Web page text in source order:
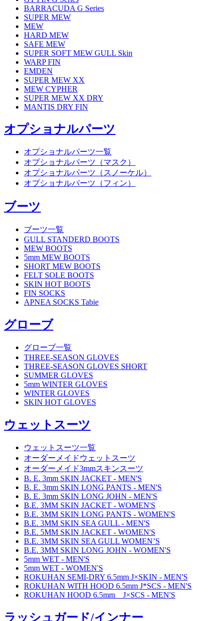
BARRACUDA G Series
SUPER MEW
MEW
HARD MEW
SAFE MEW
SUPER SOFT MEW GULL Skin
WARP FIN
EMDEN
SUPER MEW XX
MEW CYPHER
SUPER MEW XX DRY
MANTIS DRY FIN
オプショナルパーツ
オプショナルパーツ一覧
オプショナルパーツ（マスク）
オプショナルパーツ（スノーケル）
オプショナルパーツ（フィン）
ブーツ
ブーツ一覧
GULL STANDERD BOOTS
MEW BOOTS
5mm MEW BOOTS
SHORT MEW BOOTS
FELT SOLE BOOTS
SKIN HOT BOOTS
FIN SOCKS
APNEA SOCKS Tabie
グローブ
グローブ一覧
THREE-SEASON GLOVES
THREE-SEASON GLOVES SHORT
SUMMER GLOVES
5mm WINTER GLOVES
WINTER GLOVES
SKIN HOT GLOVES
ウェットスーツ
ウェットスーツ一覧
オーダーメイドウェットスーツ
オーダーメイド3mmスキンスーツ
B. E. 3mm SKIN JACKET - MEN'S
B. E. 3mm SKIN LONG PANTS - MEN'S
B. E. 3mm SKIN LONG JOHN - MEN'S
B.E. 3MM SKIN JACKET - WOMEN'S
B.E. 3MM SKIN LONG PANTS - WOMEN'S
B.E. 3MM SKIN SEA GULL - MEN'S
B.E. 5MM SKIN JACKET - WOMEN'S
B.E. 3MM SKIN SEA GULL WOMEN’S
B.E. 3MM SKIN LONG JOHN - WOMEN'S
5mm WET - MEN'S
5mm WET - WOMEN'S
ROKUHAN SEMI-DRY 6.5mm J×SKIN - MEN'S
ROKUHAN WITH HOOD 6.5mm J*SCS - MEN'S
ROKUHAN HOOD 6.5mm J×SCS - MEN'S
ラッシュガード/インナー